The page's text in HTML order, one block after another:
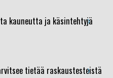
kauneutta ja käsintehtyjä
›
tietää raskaustesteistä
›